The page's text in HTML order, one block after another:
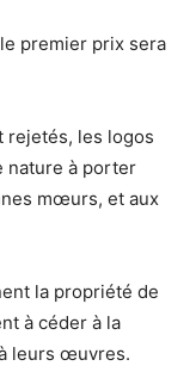
premier prix sera
rejetés, les logos
nature à porter
mœurs, et aux
la propriété de
à céder à la
leurs œuvres.